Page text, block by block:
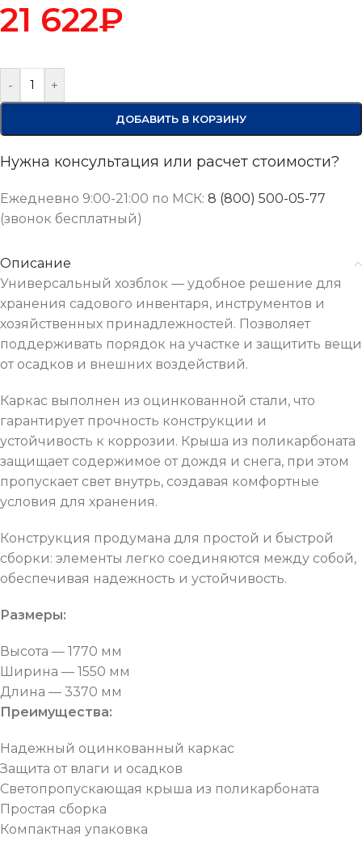
21 622₽
- +
ДОБАВИТЬ В КОРЗИНУ
Нужна консультация или расчет стоимости?
Ежедневно 9:00-21:00 по МСК: 8 (800) 500-05-77
(звонок бесплатный)
Описание
Универсальный хозблок — удобное решение для
хранения садового инвентаря, инструментов и
хозяйственных принадлежностей. Позволяет
поддерживать порядок на участке и защитить вещи
от осадков и внешних воздействий.
Каркас выполнен из оцинкованной стали, что
гарантирует прочность конструкции и
устойчивость к коррозии. Крыша из поликарбоната
защищает содержимое от дождя и снега, при этом
пропускает свет внутрь, создавая комфортные
условия для хранения.
Конструкция продумана для простой и быстрой
сборки: элементы легко соединяются между собой,
обеспечивая надежность и устойчивость.
Размеры:
Высота — 1770 мм
Ширина — 1550 мм
Длина — 3370 мм
Преимущества:
Надежный оцинкованный каркас
Защита от влаги и осадков
Светопропускающая крыша из поликарбоната
Простая сборка
Компактная упаковка